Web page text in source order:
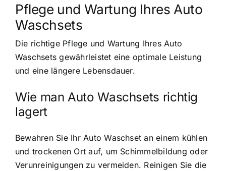
Pflege und Wartung Ihres Auto
Waschsets
Die richtige Pflege und Wartung Ihres Auto
Waschsets gewährleistet eine optimale Leistung
und eine längere Lebensdauer.
Wie man Auto Waschsets richtig
lagert
Bewahren Sie Ihr Auto Waschset an einem kühlen
und trockenen Ort auf, um Schimmelbildung oder
Verunreinigungen zu vermeiden. Reinigen Sie die